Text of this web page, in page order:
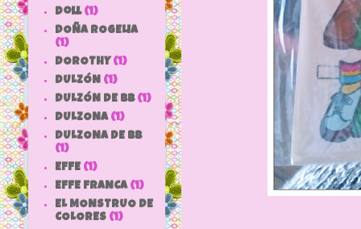
doll (1)
DOÑA ROGELIA
(1)
DOROTHY (1)
DULZÓN (1)
DULZÓN DE BB (1)
DULZONA (1)
DULZONA DE BB
(1)
EFFE (1)
EFFE FRANCA (1)
EL MONSTRUO DE
COLORES (1)